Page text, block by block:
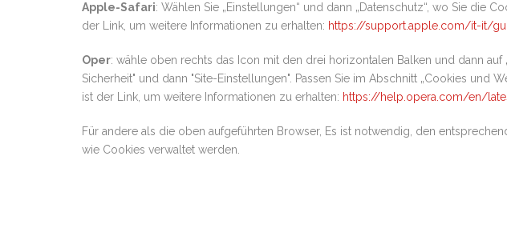
Apple-Safari: Wählen Sie „Einstellungen“ und dann „Datenschutz“, wo Sie die
der Link, um weitere Informationen zu erhalten: https://support.apple.com/it-it/
Oper: wähle oben rechts das Icon mit den drei horizontalen Balken und dann auf
Sicherheit" und dann "Site-Einstellungen". Passen Sie im Abschnitt „Cookies und
ist der Link, um weitere Informationen zu erhalten: https://help.opera.com/en/
Für andere als die oben aufgeführten Browser, Es ist notwendig, den
wie Cookies verwaltet werden.